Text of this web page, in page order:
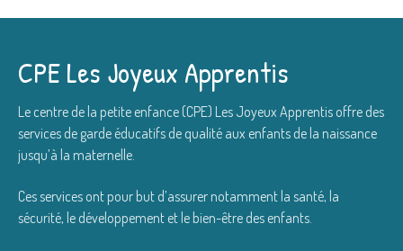
CPE Les Joyeux Apprentis
Le centre de la petite enfance (CPE) Les Joyeux Apprentis offre des
services de garde éducatifs de qualité aux enfants de la naissance
jusqu’à la maternelle.
Ces services ont pour but d’assurer notamment la santé, la
sécurité, le développement et le bien-être des enfants.